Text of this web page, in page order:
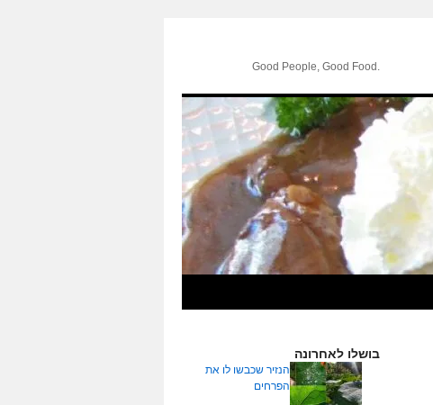
.Good People, Good Food
בושלו לאחרונה
הנזיר שכבשו לו את
הפרחים